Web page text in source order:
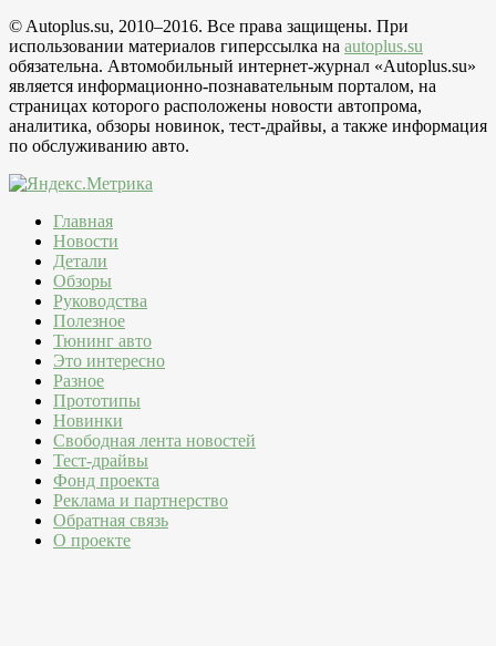
© Autoplus.su, 2010–2016. Все права защищены. При
использовании материалов гиперссылка на autoplus.su
обязательна. Автомобильный интернет-журнал «Autoplus.su»
является информационно-познавательным порталом, на
страницах которого расположены новости автопрома,
аналитика, обзоры новинок, тест-драйвы, а также информация
по обслуживанию авто.
Главная
Новости
Детали
Обзоры
Руководства
Полезное
Тюнинг авто
Это интересно
Разное
Прототипы
Новинки
Свободная лента новостей
Тест-драйвы
Фонд проекта
Реклама и партнерство
Обратная связь
О проекте